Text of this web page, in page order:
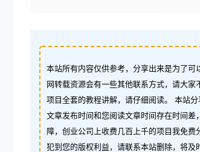
本站所有内容仅供参考，分享出来是为了
网转载资源会有一些其他联系方式，请大
项目全套的教程讲解，请仔细阅读。 本站
文章发布时间和您阅读文章时间存在时间
障，创业公司上收费几百上千的项目我免
犯到您的版权利益，请联系本站删除，将